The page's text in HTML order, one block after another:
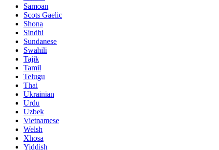
Samoan
Scots Gaelic
Shona
Sindhi
Sundanese
Swahili
Tajik
Tamil
Telugu
Thai
Ukrainian
Urdu
Uzbek
Vietnamese
Welsh
Xhosa
Yiddish